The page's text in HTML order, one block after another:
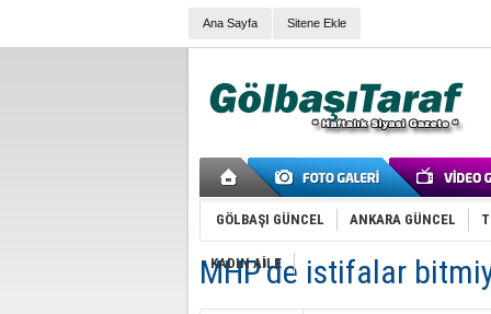
Ana Sayfa Sitene Ekle
GÖLBAŞI GÜNCEL ANKARA GÜNCEL
KADIN AİLE
MHP'de istifalar